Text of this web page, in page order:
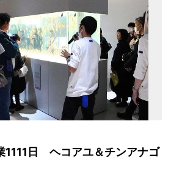
1111日 ヘコアユ＆チンアナゴ